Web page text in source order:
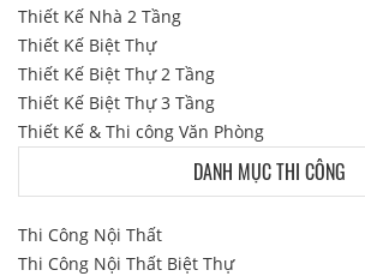
Thiết Kế Nhà 2 Tầng
Thiết Kế Biệt Thự
Thiết Kế Biệt Thự 2 Tầng
Thiết Kế Biệt Thự 3 Tầng
Thiết Kế & Thi công Văn Phòng
DANH MỤC THI CÔNG
Thi Công Nội Thất
Thi Công Nội Thất Biệt Thự